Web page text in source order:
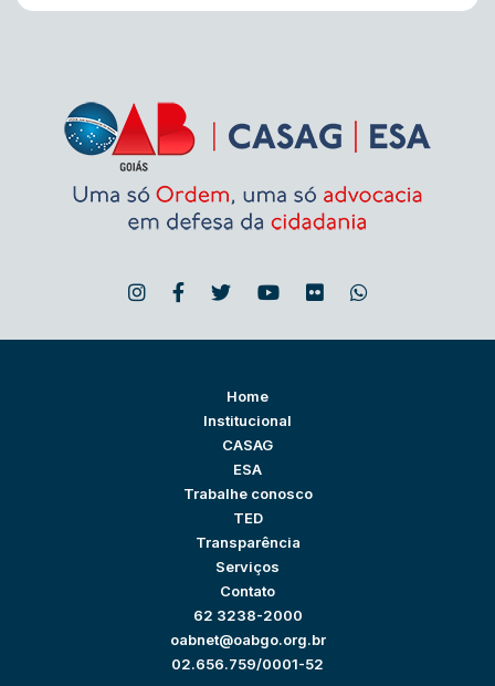
Home
Institucional
CASAG
ESA
Trabalhe conosco
TED
Transparência
Serviços
Contato
62 3238-2000
oabnet@oabgo.org.br
02.656.759/0001-52